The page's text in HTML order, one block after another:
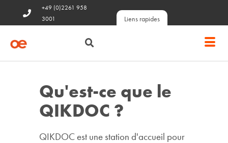
+49 (0)2261 958
3001
Liens rapides
Qu'est-ce que le
QIKDOC ?
QIKDOC est une station d'accueil pour